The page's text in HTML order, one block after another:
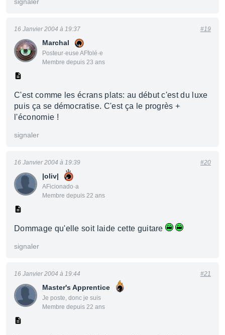
Marchal
Posteur·euse AFfolé·e
Membre depuis 23 ans
16 Janvier 2004 à 19:37 #19
C'est comme les écrans plats: au début c'est du luxe
puis ça se démocratise. C'est ça le progrès +
l'économie !
signaler
|oliv|
AFicionado·a
Membre depuis 22 ans
16 Janvier 2004 à 19:39 #20
Dommage qu'elle soit laide cette guitare
signaler
Master's Apprentice
Je poste, donc je suis
Membre depuis 22 ans
16 Janvier 2004 à 19:44 #21